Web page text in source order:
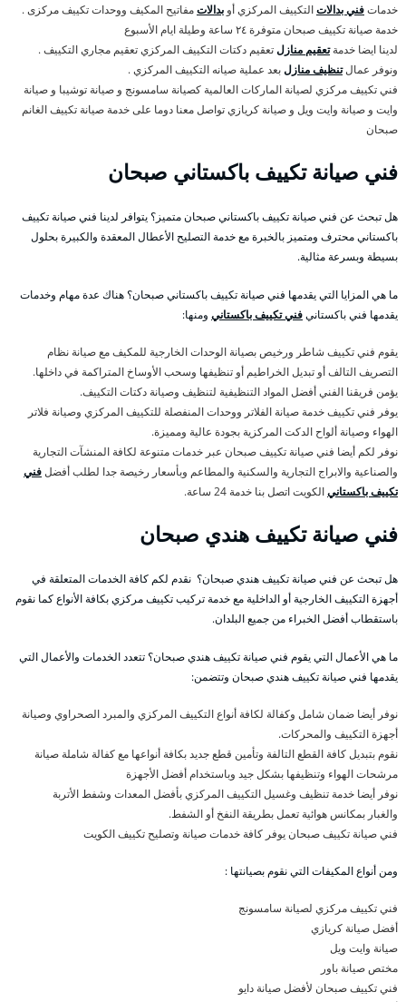
خدماتفني بدالاتالتكييف المركزي أو بدالاتمفاتيح المكيف ووحدات تكييف مركزى .
خدمة صيانة تكييف صبحان متوفرة ٢٤ ساعة وطيلة ايام الأسبوع
لدينا ايضا خدمةتعقيم منازلتعقيم دكتات التكييف المركزي تعقيم مجاري التكييف .
ونوفر عمالتنظيف منازلبعد عملية صيانه التكييف المركزي .
فني تكييف مركزي لصيانة الماركات العالمية كصيانة سامسونج و صيانة توشيبا و صيانة
وايت و صيانة وايت ويل و صيانة كريازي تواصل معنا دوما على خدمة صيانة تكييف الغانم
صبحان
فني صيانة تكييف باكستاني صبحان
هل تبحث عن فني صيانة تكييف باكستاني صبحان متميز؟ يتوافر لدينا فني صيانة تكييف
باكستاني محترف ومتميز بالخبرة مع خدمة التصليح الأعطال المعقدة والكبيرة بحلول
بسيطة وبسرعة مثالية.
ما هي المزايا التي يقدمها فني صيانة تكييف باكستاني صبحان؟ هناك عدة مهام وخدمات
يقدمها فني باكستانيفني تكييف باكستاني ومنها:
يقوم فني تكييف شاطر ورخيص بصيانة الوحدات الخارجية للمكيف مع صيانة نظام
التصريف التالف أو تبديل الخراطيم أو تنظيفها وسحب الأوساخ المتراكمة في داخلها.
يؤمن فريقنا الفني أفضل المواد التنظيفية لتنظيف وصيانة دكتات التكييف.
يوفر فني تكييف خدمة صيانة الفلاتر ووحدات المنفصلة للتكييف المركزي وصيانة فلاتر
الهواء وصيانة ألواح الدكت المركزية بجودة عالية ومميزة.
نوفر لكم أيضا فني صيانة تكييف صبحان عبر خدمات متنوعة لكافة المنشآت التجارية
والصناعية والابراج التجارية والسكنية والمطاعم وبأسعار رخيصة جدا لطلب أفضلفني
تكييف باكستانيالكويت اتصل بنا خدمة 24 ساعة.
فني صيانة تكييف هندي صبحان
هل تبحث عن فني صيانة تكييف هندي صبحان؟ نقدم لكم كافة الخدمات المتعلقة في
أجهزة التكييف الخارجية أو الداخلية مع خدمة تركيب تكييف مركزي بكافة الأنواع كما نقوم
باستقطاب أفضل الخبراء من جميع البلدان.
ما هي الأعمال التي يقوم فني صيانة تكييف هندي صبحان؟ تتعدد الخدمات والأعمال التي
يقدمها فني صيانة تكييف هندي صبحان وتتضمن:
نوفر أيضا ضمان شامل وكفالة لكافة أنواع التكييف المركزي والمبرد الصحراوي وصيانة
أجهزة التكييف والمحركات.
نقوم بتبديل كافة القطع التالفة وتأمين قطع جديد بكافة أنواعها مع كفالة شاملة صيانة
مرشحات الهواء وتنظيفها بشكل جيد وباستخدام أفضل الأجهزة
نوفر أيضا خدمة تنظيف وغسيل التكييف المركزي بأفضل المعدات وشفط الأتربة
والغبار بمكانس هوائية تعمل بطريقة النفخ أو الشفط.
فني صيانة تكييف صبحان يوفر كافة خدمات صيانة وتصليح تكييف الكويت
ومن أنواع المكيفات التي نقوم بصيانتها :
فني تكييف مركزي لصيانة سامسونج
أفضل صيانة كريازي
صيانة وايت ويل
مختص صيانة باور
فني تكييف صبحان لأفضل صيانة دايو